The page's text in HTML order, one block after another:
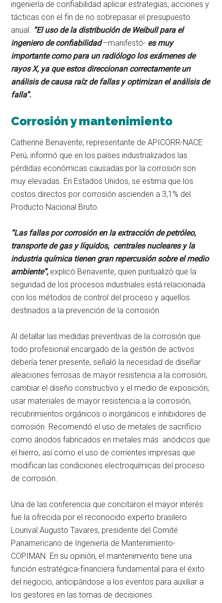
ingeniería de confiabilidad aplicar estrategias, acciones y
tácticas con el fin de no sobrepasar el presupuesto
anual.
“El uso de la distribución de Weibull para el
ingeniero de confiabilidad–manifestó- es muy
importante como para un radiólogo los exámenes de
rayos X, ya que estos direccionan correctamente un
análisis de causa raíz de fallas y optimizan el análisis de
falla”.
Corrosión y mantenimiento
Catherine Benavente, representante de APICORR-NACE
Perú, informó que en los países industrializados las
pérdidas económicas causadas por la corrosión son
muy elevadas. En Estados Unidos, se estima que los
costos directos por corrosión ascienden a 3,1% del
Producto Nacional Bruto.
“Las fallas por corrosión en la extracción de petróleo,
transporte de gas y líquidos, centrales nucleares y la
industria química tienen gran repercusión sobre el medio
ambiente”,explicó Benavente, quien puntualizó que la
seguridad de los procesos industriales está relacionada
con los métodos de control del proceso y aquellos
destinados a la prevención de la corrosión.
Al detallar las medidas preventivas de la corrosión que
todo profesional encargado de la gestión de activos
debería tener presente, señaló la necesidad de diseñar
aleaciones ferrosas de mayor resistencia a la corrosión;
cambiar el diseño constructivo y el medio de exposición;
usar materiales de mayor resistencia a la corrosión,
recubrimientos orgánicos o inorgánicos e inhibidores de
corrosión. Recomendó el uso de metales de sacrificio
como ánodos fabricados en metales más anódicos que
el hierro, así como el uso de corrientes impresas que
modifican las condiciones electroquímicas del proceso
de corrosión.
Una de las conferencia que concitaron el mayor interés
fue la ofrecida por el reconocido experto brasilero
Lourival Augusto Tavares, presidente del Comité
Panamericano de Ingeniería de Mantenimiento-
COPIMAN. En su opinión, el mantenimiento tiene una
función estratégica-financiera fundamental para el éxito
del negocio, anticipándose a los eventos para auxiliar a
los gestores en las tomas de decisiones.